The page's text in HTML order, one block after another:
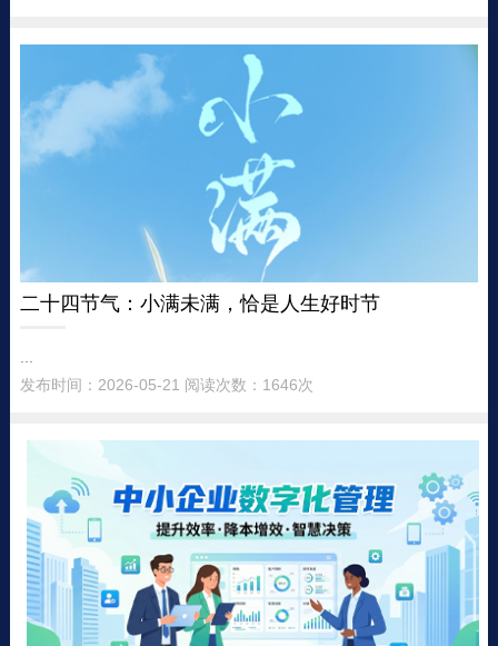
二十四节气：小满未满，恰是人生好时节
...
发布时间：2026-05-21 阅读次数：1646次